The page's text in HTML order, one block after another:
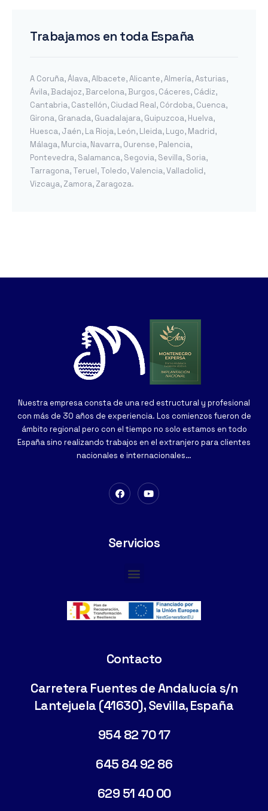
Trabajamos en toda España
A Coruña,Álava,Albacete,Alicante,Almería,Asturias,
Ávila,Badajoz,Barcelona,Burgos, Cáceres, Cádiz,
Cantabria, Castellón, Ciudad Real, Córdoba, Cuenca,
Girona, Granada, Guadalajara, Guipuzcoa, Huelva,
Huesca, Jaén, La Rioja, León, Lleida, Lugo, Madrid,
Málaga, Murcia, Navarra, Ourense, Palencia,
Pontevedra, Salamanca, Segovia, Sevilla, Soria,
Tarragona, Teruel, Toledo,Valencia,Valladolid,
Vizcaya, Zamora, Zaragoza.
Nuestra empresa consta de una red estructural y profesional
con más de 30 años de experiencia. Los comienzos fueron de
ámbito regional pero con el tiempo no solo estamos en todo
España sino realizando trabajos en el extranjero para clientes
nacionales e internacionales…
Servicios
Contacto
Carretera Fuentes de Andalucía s/n
Lantejuela (41630), Sevilla, España
954 82 70 17
645 84 92 86
629 51 40 00